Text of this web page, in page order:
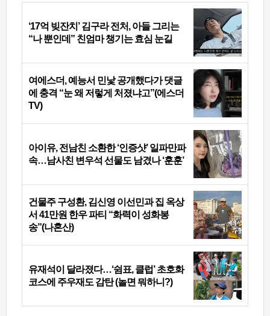
‘17억 빚잔치’ 김구라 전처, 아들 그리는
“나 뿐인데” 친엄마 챙기는 효심 눈길
여에스더, 예능서 민낯 공개했다가 댓글
에 충격 “눈 왜 저렇게 처졌냐고”(에스더
TV)
아이유, 전남친 소환한 ‘인증샷’ 일파만파
속…남사친 변우석 선물도 남겼나 ‘훈훈’
건물주 구성환, 김신영 이선민과 집 옥상
서 41만원 한우 파티 “화력이 성화봉
송”(나혼산)
유재석이 달라졌다…‘쉼표, 클럽’ 초호화
코스에 주우재도 감탄 (놀면 뭐하니?)